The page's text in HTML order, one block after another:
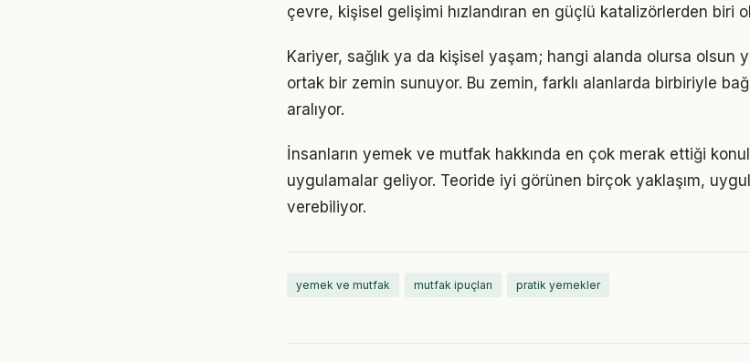
çevre, kişisel gelişimi hızlandıran en güçlü katalizörlerden biri
Kariyer, sağlık ya da kişisel yaşam; hangi alanda olursa olsun
ortak bir zemin sunuyor. Bu zemin, farklı alanlarda birbiriyle
aralıyor.
İnsanların yemek ve mutfak hakkında en çok merak ettiği
uygulamalar geliyor. Teoride iyi görünen birçok yaklaşım,
verebiliyor.
yemek ve mutfak mutfak ipuçları pratik yemekler